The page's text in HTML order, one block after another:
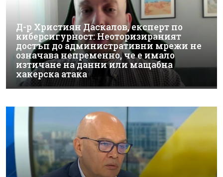
Д-р Християн Даскалов, експерт по
киберсигурност: Неоторизираният
достъп до административни мрежи не
означава непременно, че е имало
изтичане на данни или мащабна
хакерска атака